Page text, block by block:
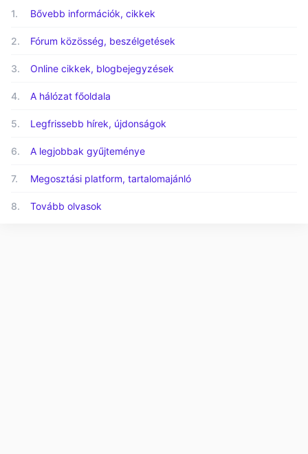
1. Bővebb információk, cikkek
2. Fórum közösség, beszélgetések
3. Online cikkek, blogbejegyzések
4. A hálózat főoldala
5. Legfrissebb hírek, újdonságok
6. A legjobbak gyűjteménye
7. Megosztási platform, tartalomajánló
8. Tovább olvasok